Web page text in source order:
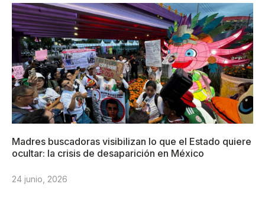
Madres buscadoras visibilizan lo que el Estado quiere
ocultar: la crisis de desaparición en México
24 junio, 2026